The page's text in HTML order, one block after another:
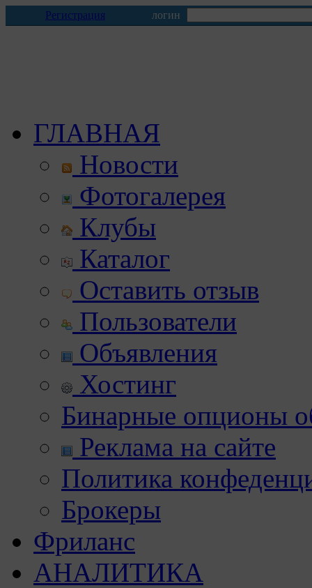
Регистрация логин
ГЛАВНАЯ
Новости
Фотогалерея
Клубы
Каталог
Оставить отзыв
Пользователи
Объявления
Хостинг
Бинарные опционы
Реклама на сайте
Политика
Брокеры
Фриланс
АНАЛИТИКА